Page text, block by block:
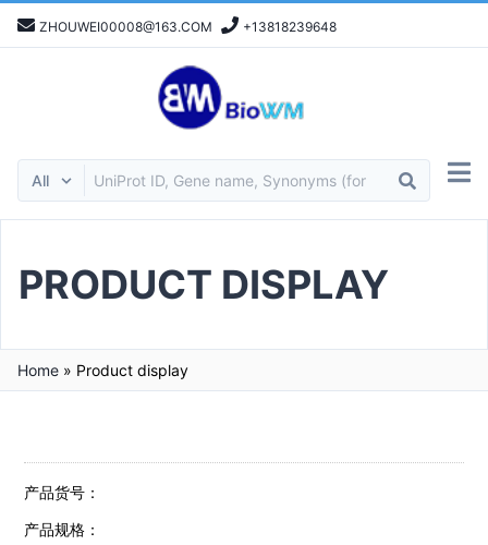
ZHOUWEI00008@163.COM +13818239648
PRODUCT DISPLAY
Home » Product display
产品货号：
产品规格：